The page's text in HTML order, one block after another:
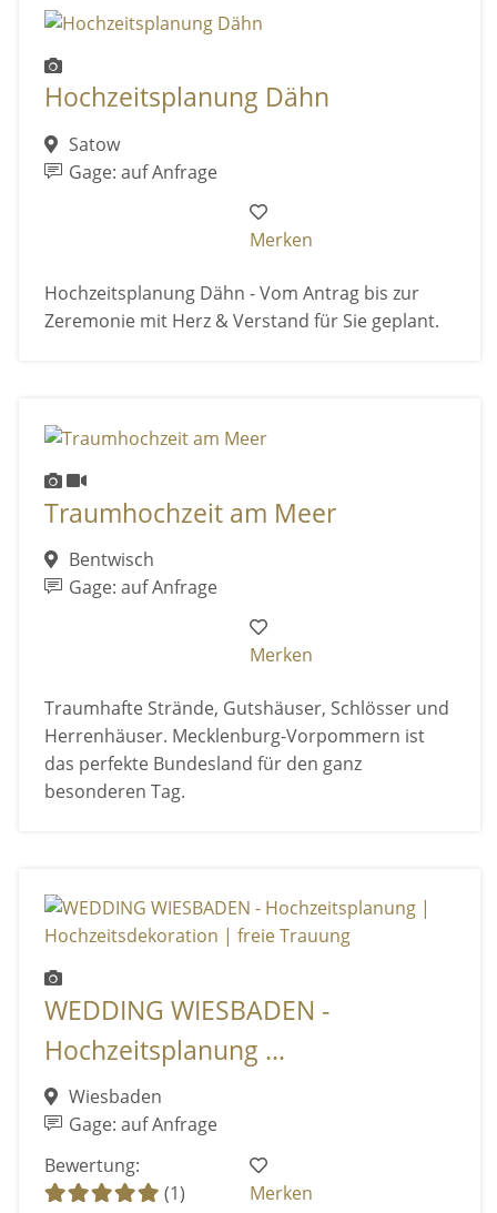
Hochzeitsplanung Dähn
Satow
Gage: auf Anfrage
Merken
Hochzeitsplanung Dähn - Vom Antrag bis zur
Zeremonie mit Herz & Verstand für Sie geplant.
Traumhochzeit am Meer
Bentwisch
Gage: auf Anfrage
Merken
Traumhafte Strände, Gutshäuser, Schlösser und
Herrenhäuser. Mecklenburg-Vorpommern ist
das perfekte Bundesland für den ganz
besonderen Tag.
WEDDING WIESBADEN -
Hochzeitsplanung ...
Wiesbaden
Gage: auf Anfrage
Bewertung:
(1)
Merken